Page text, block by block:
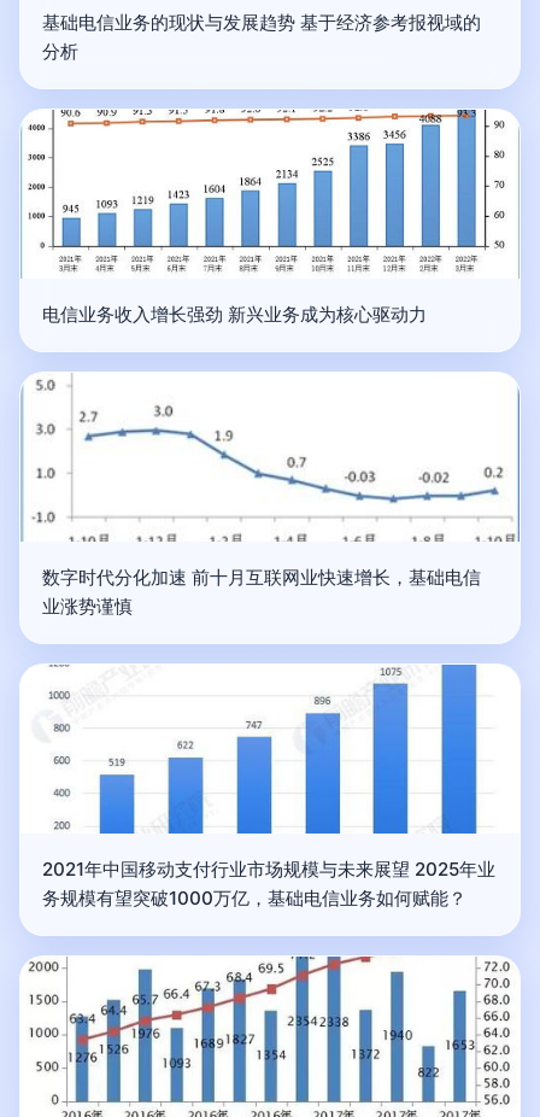
基础电信业务的现状与发展趋势 基于经济参考报视域的
分析
电信业务收入增长强劲 新兴业务成为核心驱动力
数字时代分化加速 前十月互联网业快速增长，基础电信
业涨势谨慎
2021年中国移动支付行业市场规模与未来展望 2025年业
务规模有望突破1000万亿，基础电信业务如何赋能？